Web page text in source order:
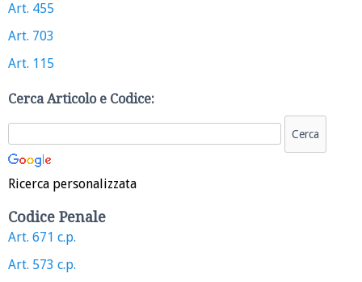
Art. 455
Art. 703
Art. 115
Cerca Articolo e Codice:
Ricerca personalizzata
Codice Penale
Art. 671 c.p.
Art. 573 c.p.